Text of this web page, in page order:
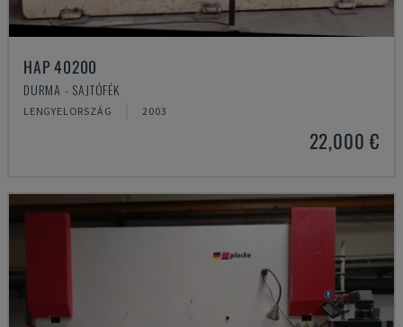
HAP 40200
DURMA - SAJTÓFÉK
LENGYELORSZÁG 2003
22,000 €